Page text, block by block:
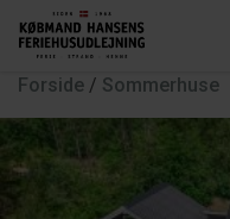
Forside / Sommerhuse